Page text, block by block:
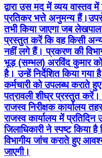
द्वारा उस मद में व्यय वास्तव
प्रतिकर भत्ते अनुमन्य
तभी किया जाएगा जब
प्रस्तुत करें कि वह किसी अन्य
नहीं लगे हैं। प्रकरण की
भूड़ (सम्भल) अरविंद कुमार को
है। उन्हें निर्देशित किया
कर्मचारी को उपलब्ध कराते
पत्रावली शीघ्र प्रस्तुत
राजस्व निरीक्षक कार्यालय
राजस्व कार्यालय में
जिलाधिकारी ने स्पष्ट किया है
विभागीय जांच कराते हुए
जाएगी।